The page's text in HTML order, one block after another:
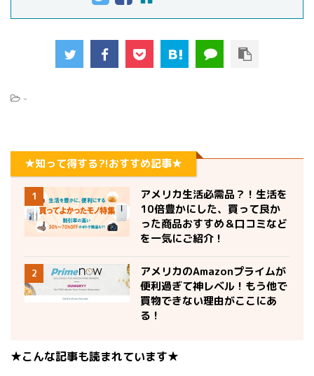
-
★知って得する?!おすすめ記事★
1
アメリカ生活必需品？！生活を
10倍豊かにした、買って良か
った商品おすすめ＆口コミなど
を一気にご紹介！
2
アメリカのAmazonプライムが
便利過ぎて神レベル！もう他で
買物できない理由がここにあ
る！
★こんな記事も読まれています★